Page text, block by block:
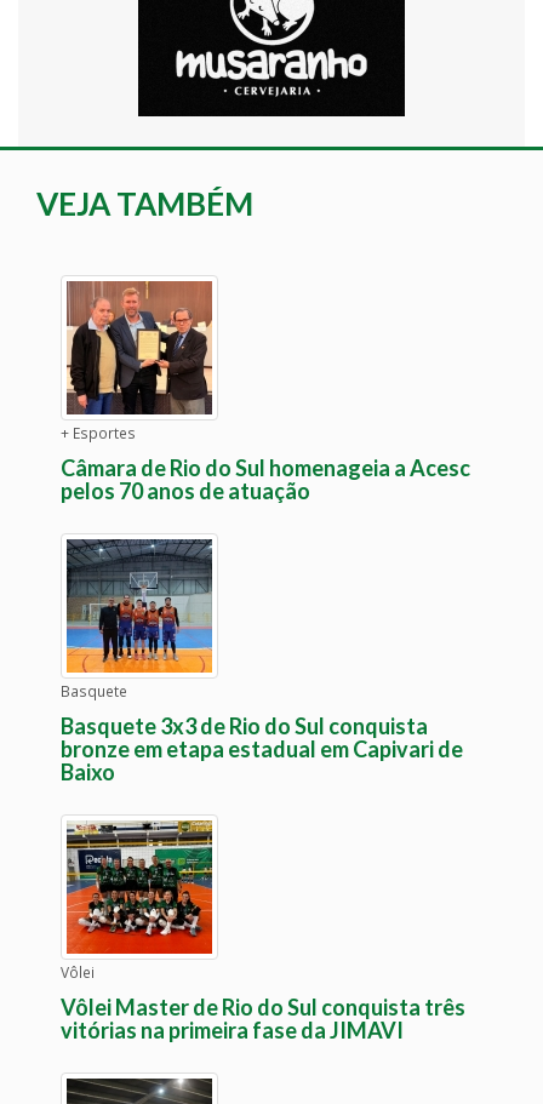
VEJA TAMBÉM
+ Esportes
Câmara de Rio do Sul homenageia a Acesc
pelos 70 anos de atuação
Basquete
Basquete 3x3 de Rio do Sul conquista
bronze em etapa estadual em Capivari de
Baixo
Vôlei
Vôlei Master de Rio do Sul conquista três
vitórias na primeira fase da JIMAVI